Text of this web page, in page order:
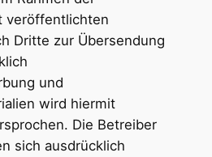
veröffentlichten
Dritte zur Übersendung
und
wird hiermit
Die Betreiber
sich ausdrücklich